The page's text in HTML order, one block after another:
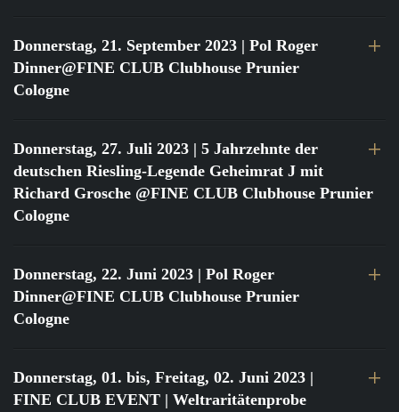
Donnerstag, 21. September 2023 | Pol Roger
Dinner@FINE CLUB Clubhouse Prunier
Cologne
Donnerstag, 27. Juli 2023 | 5 Jahrzehnte der
deutschen Riesling-Legende Geheimrat J mit
Richard Grosche @FINE CLUB Clubhouse Prunier
Cologne
Donnerstag, 22. Juni 2023 | Pol Roger
Dinner@FINE CLUB Clubhouse Prunier
Cologne
Donnerstag, 01. bis, Freitag, 02. Juni 2023 |
FINE CLUB EVENT | Weltraritätenprobe